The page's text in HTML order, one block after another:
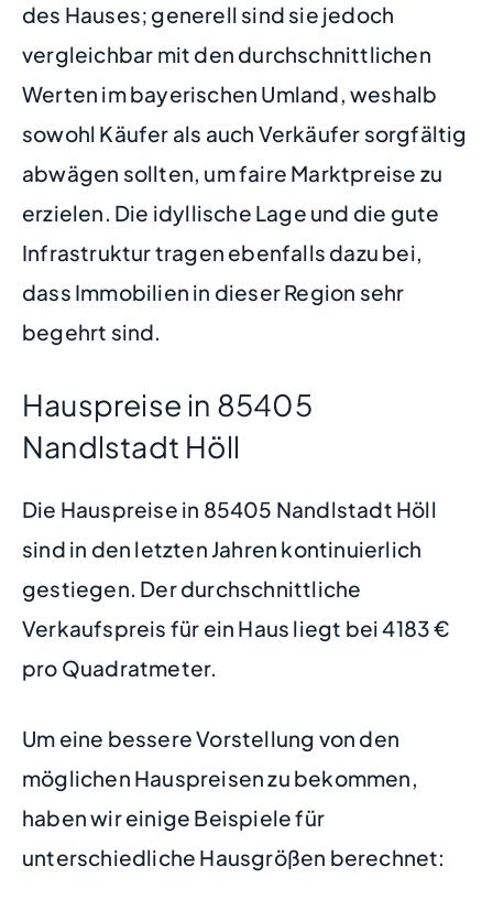
des Hauses; generell sind sie jedoch
vergleichbar mit den durchschnittlichen
Werten im bayerischen Umland, weshalb
sowohl Käufer als auch Verkäufer sorgfältig
abwägen sollten, um faire Marktpreise zu
erzielen. Die idyllische Lage und die gute
Infrastruktur tragen ebenfalls dazu bei,
dass Immobilien in dieser Region sehr
begehrt sind.
Hauspreise in 85405
Nandlstadt Höll
Die Hauspreise in 85405 Nandlstadt Höll
sind in den letzten Jahren kontinuierlich
gestiegen. Der durchschnittliche
Verkaufspreis für ein Haus liegt bei 4183 €
pro Quadratmeter.
Um eine bessere Vorstellung von den
möglichen Hauspreisen zu bekommen,
haben wir einige Beispiele für
unterschiedliche Hausgrößen berechnet: